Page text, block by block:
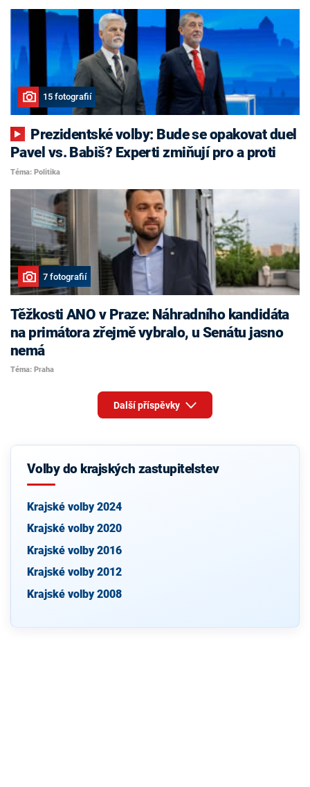
15 fotografií
Pavel vs. Babiš? Experti zmiňují pro a proti
Téma: Politika
7 fotografií
Těžkosti ANO v Praze: Náhradního kandidáta
na primátora zřejmě vybralo, u Senátu jasno
nemá
Téma: Praha
Další příspěvky
Volby do krajských zastupitelstev
Krajské volby 2024
Krajské volby 2020
Krajské volby 2016
Krajské volby 2012
Krajské volby 2008